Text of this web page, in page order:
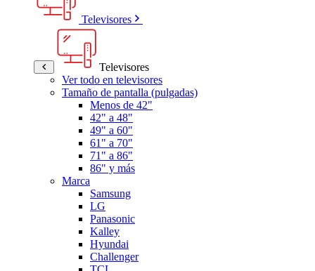
Televisores
Televisores
Ver todo en televisores
Tamaño de pantalla (pulgadas)
Menos de 42"
42" a 48"
49" a 60"
61" a 70"
71" a 86"
86" y más
Marca
Samsung
LG
Panasonic
Kalley
Hyundai
Challenger